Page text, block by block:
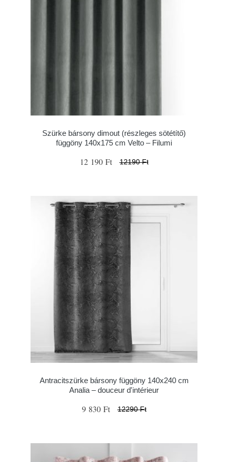
Szürke bársony dimout (részleges sötétítő)
függöny 140x175 cm Velto – Filumi
12 190 Ft 12190 Ft
Antracitszürke bársony függöny 140x240 cm
Analia – douceur d'intérieur
9 830 Ft 12290 Ft